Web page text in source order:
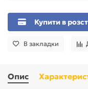
Купити в
В закладки
Опис